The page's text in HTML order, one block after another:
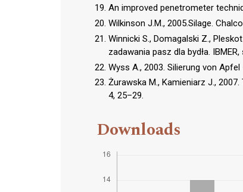
An improved penetrometer
Wilkinson J.M., 2005.Silage.
Winnicki S., Domagalski Z.,
zadawania pasz dla bydła.
Wyss A., 2003. Silierung von
Żurawska M., Kamieniarz J.,
4, 25–29.
Downloads